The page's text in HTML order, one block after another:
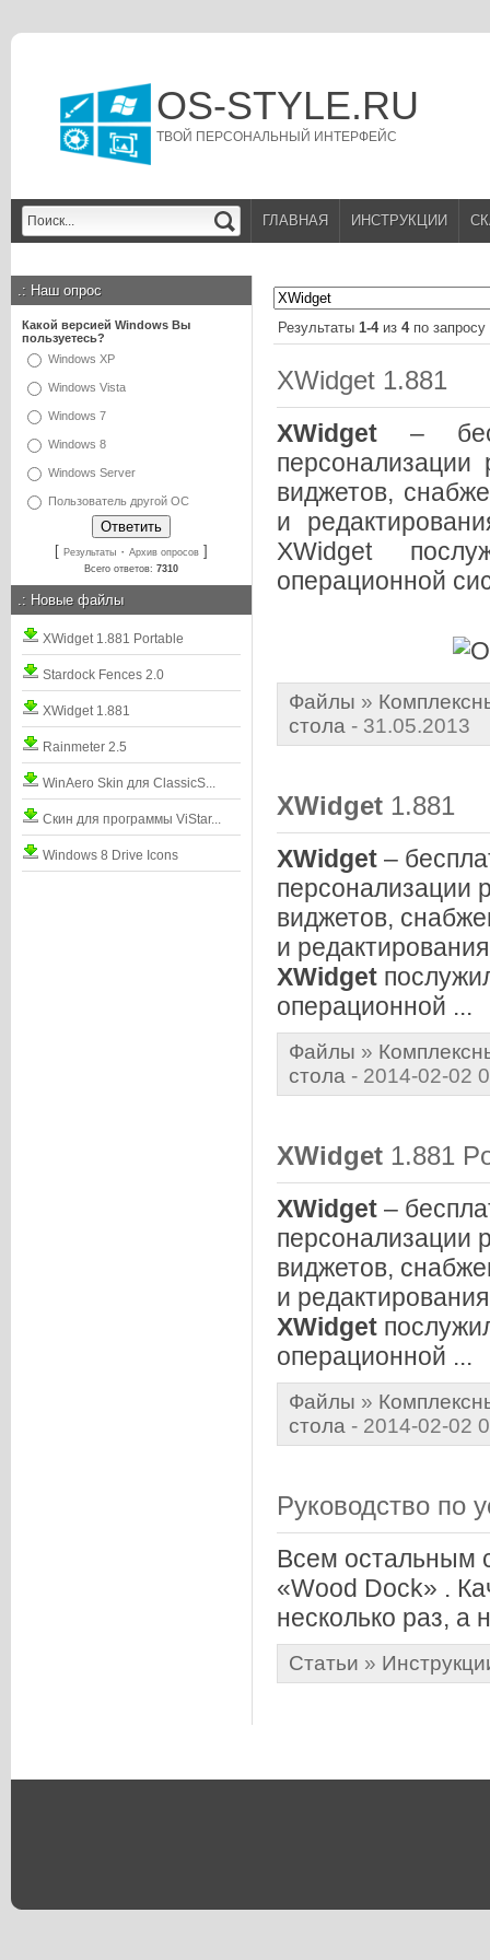
OS-STYLE.RU
ТВОЙ ПЕРСОНАЛЬНЫЙ ИНТЕРФЕЙС
ГЛАВНАЯ ИНСТРУКЦИИ
.: Наш опрос
Какой версией Windows Вы
пользуетесь?
Windows XP
Windows Vista
Windows 7
Windows 8
Windows Server
Пользователь другой ОС
[ Результаты · Архив опросов ]
Всего ответов: 7310
.: Новые файлы
XWidget 1.881 Portable
Stardock Fences 2.0
XWidget 1.881
Rainmeter 2.5
WinAero Skin для ClassicS...
Скин для программы ViStar...
Windows 8 Drive Icons
Результаты 1-4из 4по запросу
XWidget 1.881
XWidget –
виджетов,
и
XWidget
операционной
Файлы »
стола - 31.05.2013
XWidget 1.881
XWidget –
персонализации
виджетов,
и
XWidget
операционной ...
Файлы »
стола - 2014-02-02
XWidget 1.881
XWidget –
персонализации
виджетов,
и
XWidget
операционной ...
Файлы »
стола - 2014-02-02
Руководство по
Всем остальным
«Wood Dock» .
несколько раз, а
Статьи »